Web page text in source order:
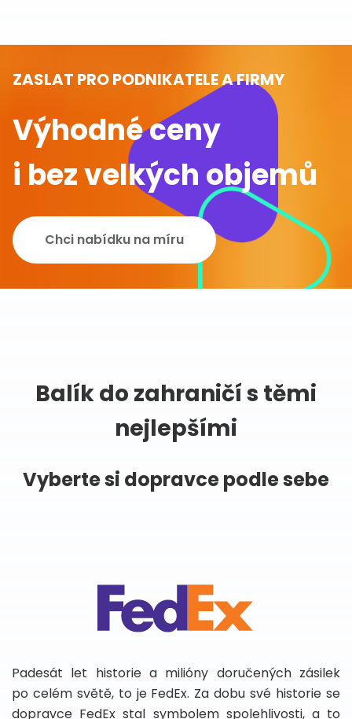
ZASLAT PRO PODNIKATELE A FIRMY
Výhodné ceny
i bez velkých objemů
Chci nabídku na míru
Balík do zahraničí s těmi
nejlepšími
Vyberte si dopravce podle sebe
Padesát let historie a milióny doručených zásilek
po celém světě, to je FedEx. Za dobu své historie se
dopravce FedEx stal symbolem spolehlivosti, a to